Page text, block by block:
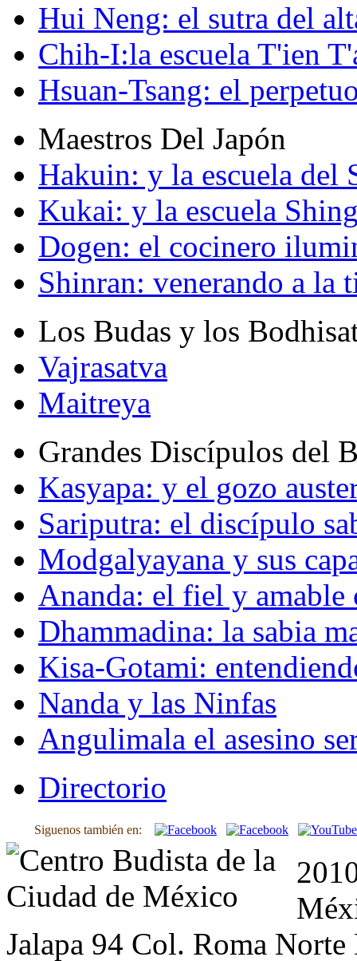
Hui Neng: el sutra del
Chih-I:la escuela T'ien
Hsuan-Tsang: el
Maestros Del Japón
Hakuin: y la escuela del
Kukai: y la escuela
Dogen: el cocinero
Shinran: venerando a la
Los Budas y los
Vajrasatva
Maitreya
Grandes Discípulos del
Kasyapa: y el gozo
Sariputra: el discípulo
Modgalyayana y sus
Ananda: el fiel y amable
Dhammadina: la sabia
Kisa-Gotami:
Nanda y las Ninfas
Angulimala el asesino
Directorio
Siguenos también en:
Jalapa 94 Col. Roma